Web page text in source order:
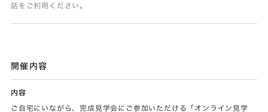
話をご利用ください。
開催内容
内容
ご自宅にいながら、完成見学会にご参加いただける「オンライン見学